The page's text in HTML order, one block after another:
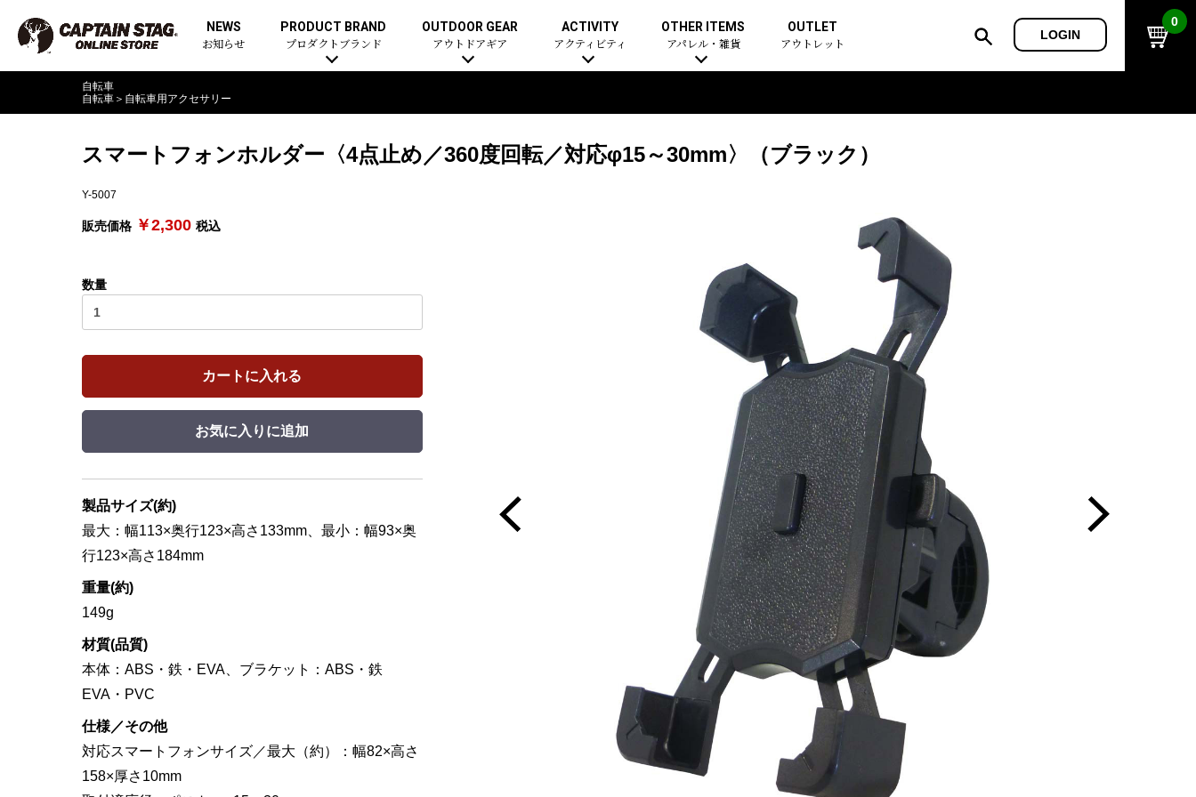
NEWS
お知らせ
PRODUCT BRAND
プロダクトブランド
OUTDOOR GEAR
アウトドアギア
ACTIVITY
アクティビティ
OTHER ITEMS
アパレル・雑貨
OUTLET
アウトレット
LOGIN
0
自転車
自転車 ＞ 自転車用アクセサリー
スマートフォンホルダー〈4点止め／360度回転／対応φ15～30mm〉（ブラック）
Y-5007
販売価格 ￥2,300 税込
数量
カートに入れる
お気に入りに追加
製品サイズ(約)
最大：幅113×奥行123×高さ133mm、最小：幅93×奥
行123×高さ184mm
重量(約)
149g
材質(品質)
本体：ABS・鉄・EVA、ブラケット：ABS・鉄
EVA・PVC
仕様／その他
対応スマートフォンサイズ／最大（約）：幅82×高さ
158×厚さ10mm